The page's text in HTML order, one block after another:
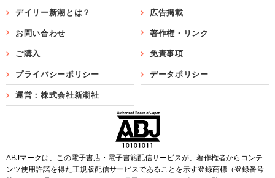
デイリー新潮とは？ 広告掲載
お問い合わせ 著作権・リンク
ご購入 免責事項
プライバシーポリシー データポリシー
運営：株式会社新潮社
ABJマークは、この電子書店・電子書籍配信サービスが、著作権者からコンテ
ンツ使用許諾を得た正規版配信サービスであることを示す登録商標（登録番号